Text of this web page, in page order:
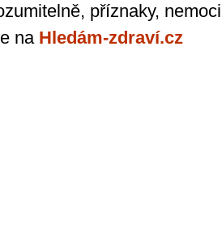
příznaky,
na Hledám-zdraví.cz